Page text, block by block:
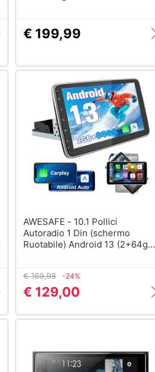
2gb+64gb (nero Lucido)
€ 199,99
AWESAFE - 10.1 Pollici
Autoradio 1 Din (schermo
Ruotabile) Android 13 (2+64gb)
Rds
€ 169,98 -24%
€ 129,00